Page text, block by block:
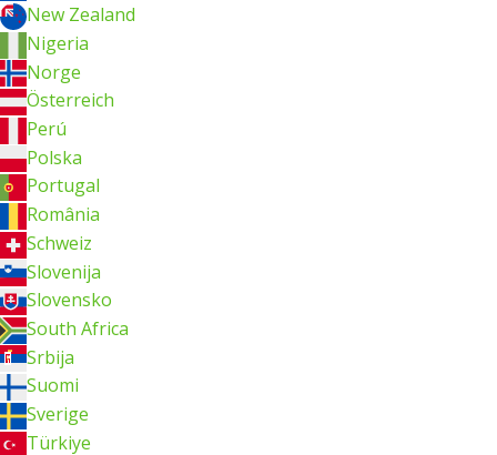
New Zealand
Nigeria
Norge
Österreich
Perú
Polska
Portugal
România
Schweiz
Slovenija
Slovensko
South Africa
Srbija
Suomi
Sverige
Türkiye